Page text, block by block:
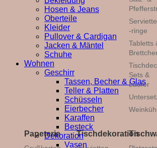
-ringe
Tabletts
Sets &
Läufer
Papeterie Tischdekoration
Hosen & Jeans
Oberteile
Kleider
Pullover & Cardigan
Jacken & Mäntel
Schuhe
Wohnen
Geschirr
Tassen, Becher & Glas
Teller & Platten
Schüsseln
Eierbecher
Karaffen
Besteck
Dekoration
Vasen